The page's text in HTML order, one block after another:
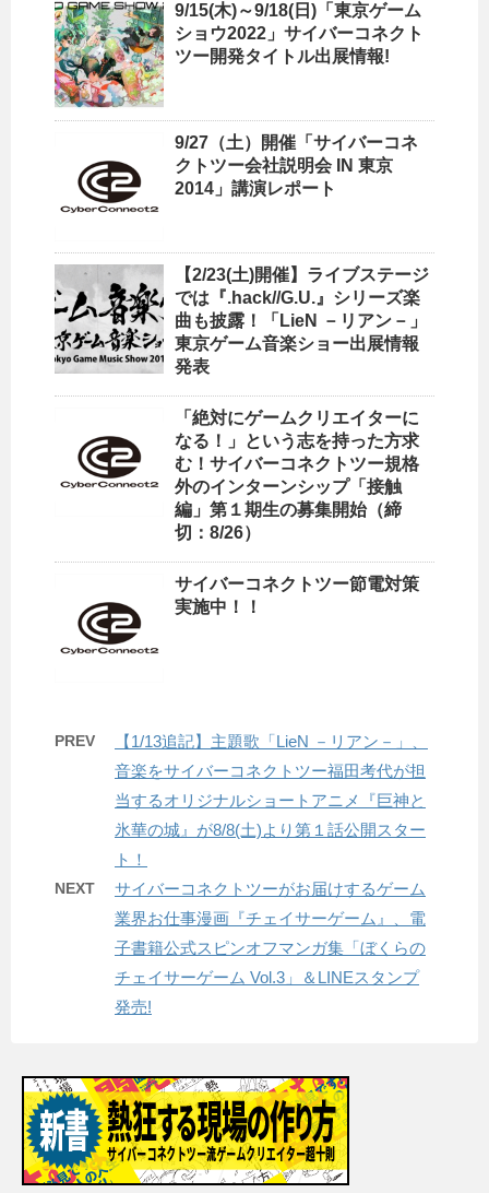
9/15(木)～9/18(日)「東京ゲーム
ショウ2022」サイバーコネクト
ツー開発タイトル出展情報!
9/27（土）開催「サイバーコネ
クトツー会社説明会 IN 東京
2014」講演レポート
【2/23(土)開催】ライブステージ
では『.hack//G.U.』シリーズ楽
曲も披露！「LieN －リアン－」
東京ゲーム音楽ショー出展情報
発表
「絶対にゲームクリエイターに
なる！」という志を持った方求
む！サイバーコネクトツー規格
外のインターンシップ「接触
編」第１期生の募集開始（締
切：8/26）
サイバーコネクトツー節電対策
実施中！！
PREV
【1/13追記】主題歌「LieN －リアン－」、
音楽をサイバーコネクトツー福田考代が担
当するオリジナルショートアニメ『巨神と
氷華の城』が8/8(土)より第１話公開スター
ト！
NEXT
サイバーコネクトツーがお届けするゲーム
業界お仕事漫画『チェイサーゲーム』、電
子書籍公式スピンオフマンガ集「ぼくらの
チェイサーゲーム Vol.3」＆LINEスタンプ
発売!